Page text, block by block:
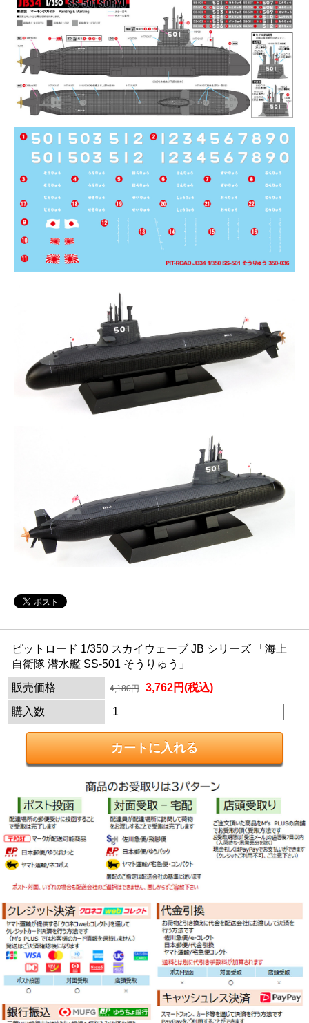
ピットロード 1/350 スカイウェーブ JB シリーズ 「海上
自衛隊 潜水艦 SS-501 そうりゅう」
販売価格
4,180円 3,762円(税込)
購入数